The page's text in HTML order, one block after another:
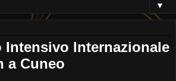
▼
Intensivo Internazionale
a Cuneo